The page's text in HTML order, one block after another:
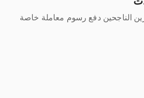
الناجحين دفع رسوم معاملة خاصة